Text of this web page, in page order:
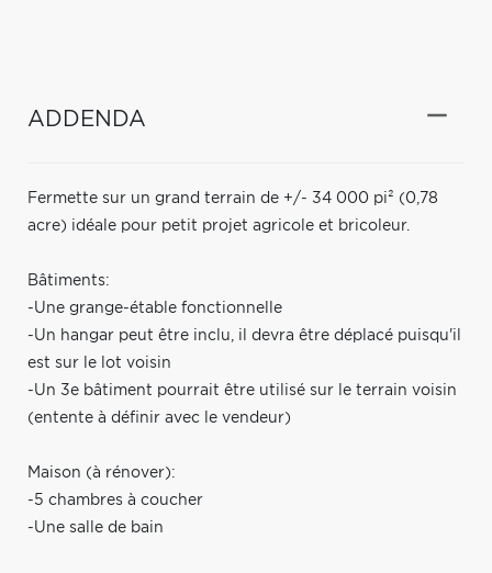
ADDENDA
Fermette sur un grand terrain de +/- 34 000 pi² (0,78
acre) idéale pour petit projet agricole et bricoleur.
Bâtiments:
-Une grange-étable fonctionnelle
-Un hangar peut être inclu, il devra être déplacé puisqu'il
est sur le lot voisin
-Un 3e bâtiment pourrait être utilisé sur le terrain voisin
(entente à définir avec le vendeur)
Maison (à rénover):
-5 chambres à coucher
-Une salle de bain